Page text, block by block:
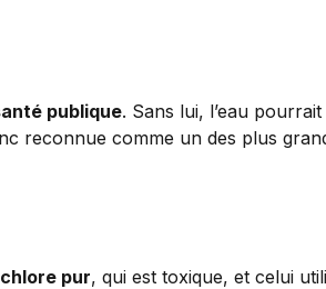
publique. Sans lui, l’eau
reconnue comme un des plus
chlore pur, qui est toxique, et celui